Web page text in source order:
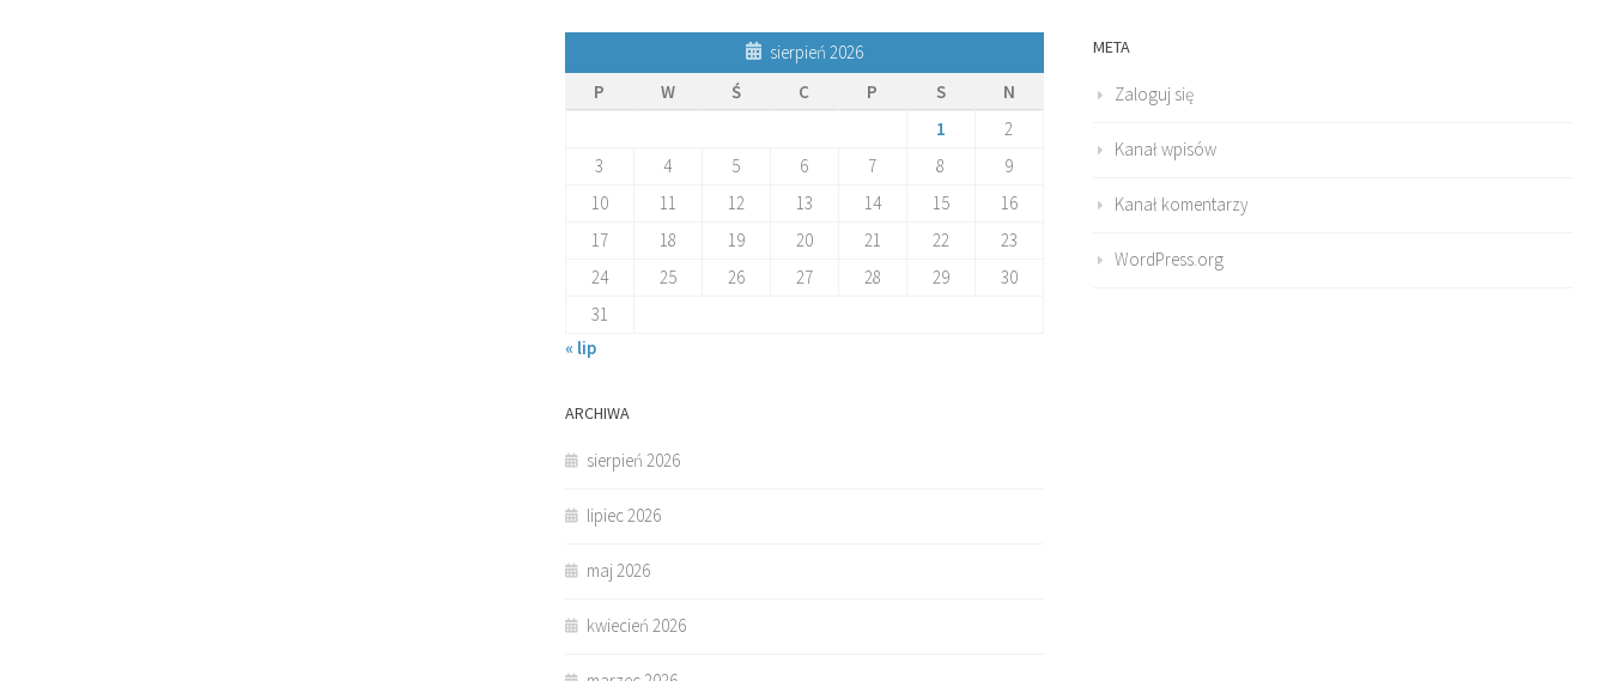
sierpień 2026
P
W Ś C P S
N
1
2
3
4 5 6 7 8
9
10
11 12 13 14 15
16
17
18 19 20 21 22
23
24
25 26 27 28 29
30
31
« lip
ARCHIWA
sierpień 2026
lipiec 2026
maj 2026
kwiecień 2026
META
Zaloguj się
Kanał wpisów
Kanał komentarzy
WordPress.org